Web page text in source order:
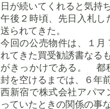
日が続いてくれると気持
午後２時頃、先日入札
送られてきた。
今回の公売物件は、１
れてきた買受勧誘書なる
がきっかけである。 都
封を空けるまでは、６年
西新宿で株式会社アパ
っていたときの関係の事